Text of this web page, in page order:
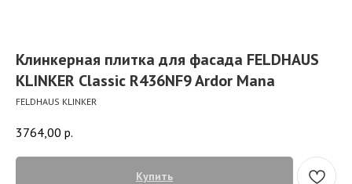
Клинкерная плитка для фасада FELDHAUS
KLINKER Classic R436NF9 Ardor Mana
FELDHAUS KLINKER
3764,00 р.
Купить